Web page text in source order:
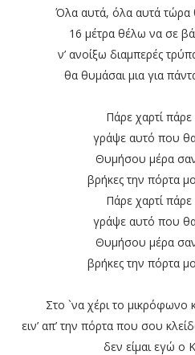
Όλα αυτά, όλα αυτά τώρα
16 μέτρα θέλω να σε
ν’ ανοίξω διαμπερές
θα θυμάσαι μια για
Πάρε χαρτί
γράψε αυτό που
Θυμήσου μέρα
βρήκες την πόρτα
Πάρε χαρτί
γράψε αυτό που
Θυμήσου μέρα
βρήκες την πόρτα
Στο `να χέρι το μικρόφωνο
ειν’ απ’ την πόρτα που σου
δεν είμαι εγώ ο